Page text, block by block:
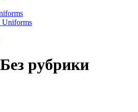
Uniforms
рубрики